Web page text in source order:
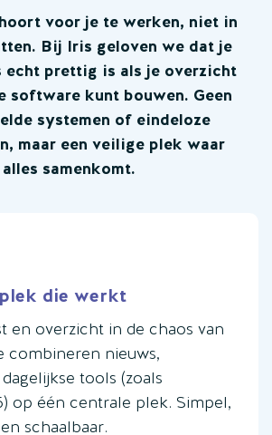
voor je te werken, niet in
Bij Iris geloven we dat je
echt prettig is als je overzicht
software kunt bouwen. Geen
systemen of eindeloze
maar een veilige plek waar
alles samenkomt.
die werkt
en overzicht in de chaos van
combineren nieuws,
tools (zoals
op één centrale plek. Simpel,
schaalbaar.